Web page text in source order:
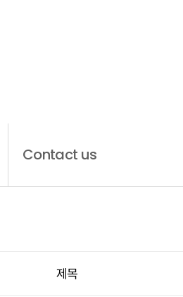
Contact us
제목